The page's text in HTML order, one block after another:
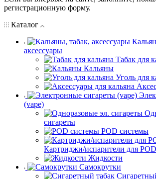
регистрационную форму.
Каталог
аксессуары
Табак для
Кальяны
Уголь для
(vape)
сигареты
POD системы
Картриджи/испарители для
Жидкости
Самокрутки